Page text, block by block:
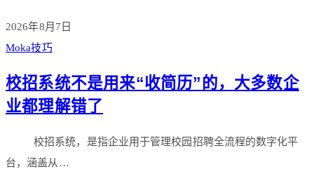
2026年8月7日
Moka技巧
校招系统不是用来“收简历”的，大多数企
业都理解错了
校招系统，是指企业用于管理校园招聘全流程的数字化平
台，涵盖从…